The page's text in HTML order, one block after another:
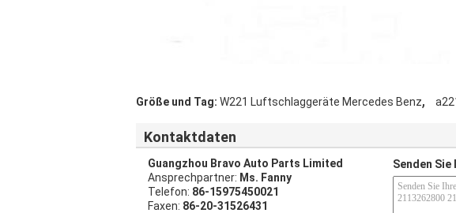
Größe und Tag: W221 Luftschlaggeräte Mercedes Benz,
Kontaktdaten
Guangzhou Bravo Auto Parts Limited
Ansprechpartner: Ms. Fanny
Telefon: 86-15975450021
Faxen: 86-20-31526431
Senden